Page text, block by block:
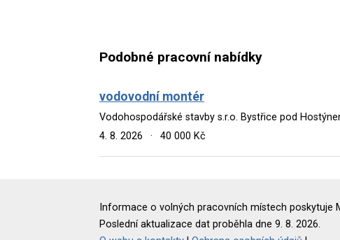
Podobné pracovní nabídky
vodovodní montér
Vodohospodářské stavby s.r.o. Bystřice pod
4. 8. 2026
· 40 000 Kč
Informace o volných pracovních místech poskytuje
Poslední aktualizace dat proběhla dne 9. 8. 2026.